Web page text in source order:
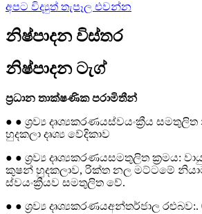
අපට විද්‍යුත් තැපෑල එවන්න
නිෂ්පාදන විස්තර
නිෂ්පාදන ටැග්
ප්‍රධාන තාක්ෂණික පරාමිතීන්
● ● ශ්‍රව්‍ය දෘශ්‍යකරණයස්වයංක්‍රීය
හුදකලා දෘශ්‍ය වේදිකාව
● ● ශ්‍රව්‍ය දෘශ්‍යකරණයසමතුලිත ක්‍රමය:
කුෂන් හුදකලාව, රික්ත නල මට්ටමේ
ස්වයංක්‍රීයව සමතුලිත වේ.
● ● ශ්‍රව්‍ය දෘශ්‍යකරණයඅන්තර්ජාල රළුබව:.